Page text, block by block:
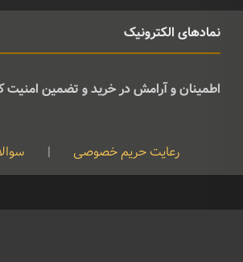
نمادهای الکترونیک
اطمینان و آرامش در خرید و تضمین امنیت
رعایت حریم خصوصی |